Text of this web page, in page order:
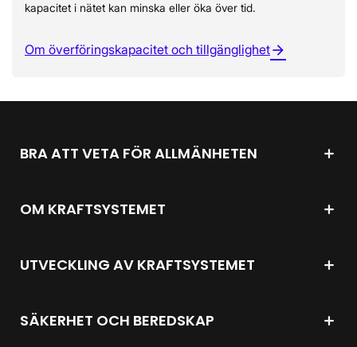
kapacitet i nätet kan minska eller öka över tid.
Om överföringskapacitet och tillgänglighetarrow_forward
BRA ATT VETA FÖR ALLMÄNHETEN
OM KRAFTSYSTEMET
UTVECKLING AV KRAFTSYSTEMET
SÄKERHET OCH BEREDSKAP